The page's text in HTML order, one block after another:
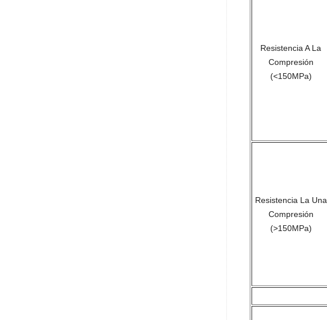
Resistencia A La
Compresión
(<150MPa)
Resistencia La Una
Compresión
(>150MPa)